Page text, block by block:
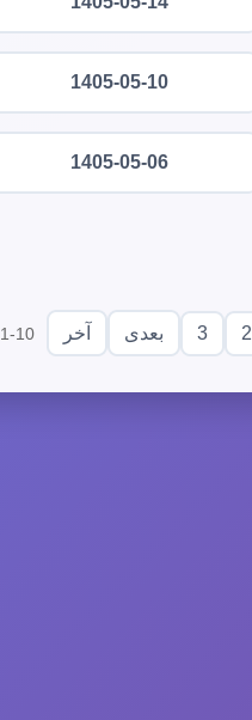
1405-05-10
1405-05-06
2
3 بعدی آخر 1-10 از 3424